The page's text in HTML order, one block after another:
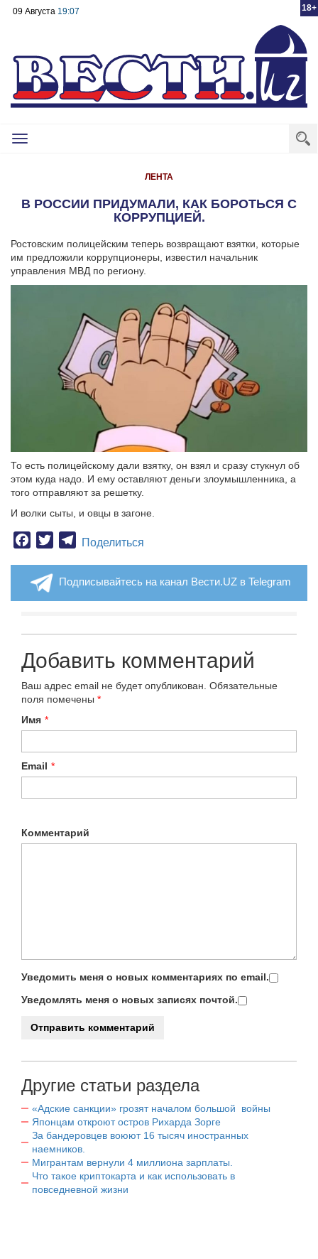
18+
09 Августа 19:07
Toggle
ЛЕНТА
В РОССИИ ПРИДУМАЛИ, КАК БОРОТЬСЯ С
КОРРУПЦИЕЙ.
Ростовским полицейским теперь возвращают взятки, которые
им предложили коррупционеры, известил начальник
управления МВД по региону.
То есть полицейскому дали взятку, он взял и сразу стукнул об
этом куда надо. И ему оставляют деньги злоумышленника, а
того отправляют за решетку.
И волки сыты, и овцы в загоне.
Facebook
TwitterTelegram
Поделиться
Подписывайтесь на канал Вести.UZ в Telegram
Добавить комментарий
Ваш адрес email не будет опубликован. Обязательные
поля помечены *
Имя *
Email *
Комментарий
Уведомить меня о новых комментариях по email.
Уведомлять меня о новых записях почтой.
Другие статьи раздела
«Адские санкции» грозят началом большой войны
Японцам откроют остров Рихарда Зорге
За бандеровцев воюют 16 тысяч иностранных
наемников.
Мигрантам вернули 4 миллиона зарплаты.
Что такое криптокарта и как использовать в
повседневной жизни